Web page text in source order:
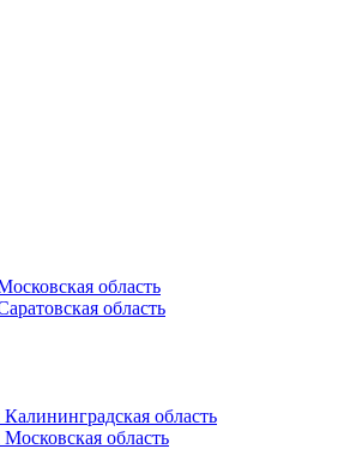
область
область
область
область